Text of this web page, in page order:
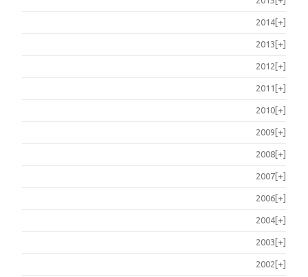
[+]
2014
[+]
2013
[+]
2012
[+]
2011
[+]
2010
[+]
2009
[+]
2008
[+]
2007
[+]
2006
[+]
2004
[+]
2003
[+]
2002